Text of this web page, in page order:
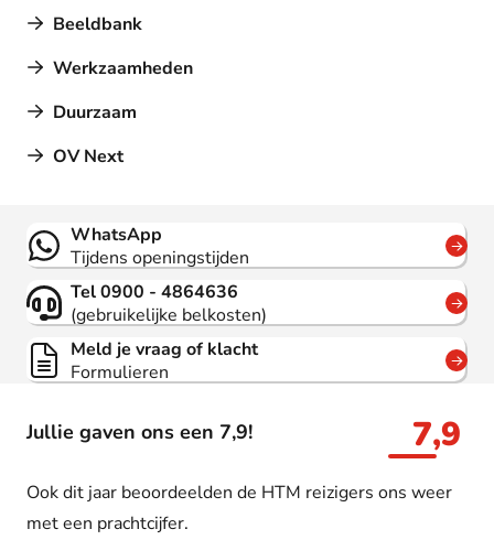
Beeldbank
Werkzaamheden
Duurzaam
OV Next
Jullie gaven ons een 7,9! 7,9
Ook dit jaar beoordeelden de HTM reizigers ons weer
met een prachtcijfer.
Contact
WhatsApp
Tijdens openingstijden
Tel 0900 - 4864636
(gebruikelijke belkosten)
Meld je vraag of klacht
Formulieren